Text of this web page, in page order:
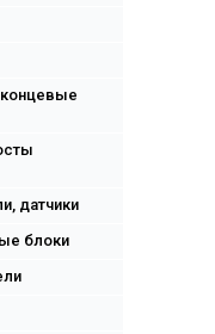
датчики
блоки